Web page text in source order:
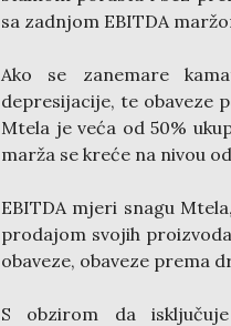
sa zadnjom EBITDA
Ako se zanemare
depresijacije, te obaveze
Mtela je veća od 50%
marža se kreće na nivou
EBITDA mjeri snagu
prodajom svojih
obaveze, obaveze prema
S obzirom da